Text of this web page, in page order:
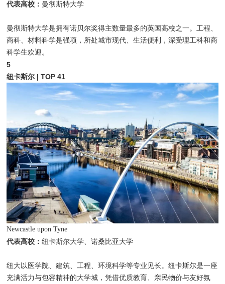
代表高校： 曼彻斯特大学
曼彻斯特大学是拥有诺贝尔奖得主数量最多的英国高校之一。工程、
商科、材料科学是强项，所处城市现代、生活便利，深受理工科和商
科学生欢迎。
5
纽卡斯尔 | TOP 41
Newcastle upon Tyne
代表高校：纽卡斯尔大学、诺桑比亚大学
纽大以医学院、建筑、工程、环境科学等专业见长。纽卡斯尔是一座
充满活力与包容精神的大学城，凭借优质教育、亲民物价与友好氛